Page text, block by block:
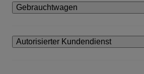
Gebrauchtwagen
Autorisierter Kundendienst